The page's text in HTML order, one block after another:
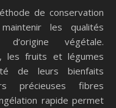
de conservation
les qualités
végétale.
les fruits et légumes
de leurs bienfaits
précieuses fibres
rapide permet